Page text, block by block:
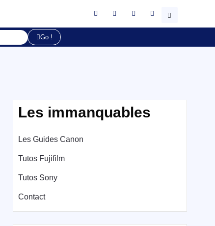
Go !
Les immanquables
Les Guides Canon
Tutos Fujifilm
Tutos Sony
Contact